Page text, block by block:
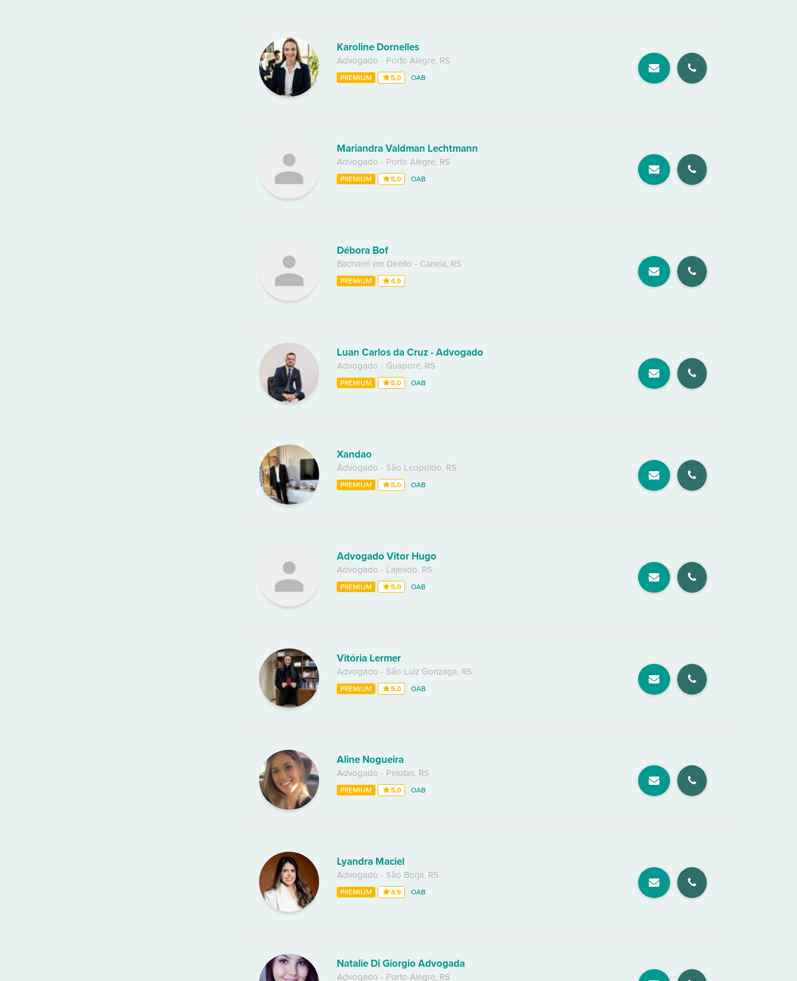
Karoline Dornelles
Advogado - Porto Alegre, RS
PREMIUM 5,0 OAB
Mariandra Valdman Lechtmann
Advogado - Porto Alegre, RS
PREMIUM 5,0 OAB
Débora Bof
Bacharel em Direito - Canela, RS
PREMIUM 4,9
Luan Carlos da Cruz - Advogado
Advogado - Guaporé, RS
PREMIUM 5,0 OAB
Xandao
Advogado - São Leopoldo, RS
PREMIUM 5,0 OAB
Advogado Vitor Hugo
Advogado - Lajeado, RS
PREMIUM 5,0 OAB
Vitória Lermer
Advogado - São Luiz Gonzaga, RS
PREMIUM 5,0 OAB
Aline Nogueira
Advogado - Pelotas, RS
PREMIUM 5,0 OAB
Lyandra Maciel
Advogado - São Borja, RS
PREMIUM 4,9 OAB
Natalie Di Giorgio Advogada
Advogado - Porto Alegre, RS